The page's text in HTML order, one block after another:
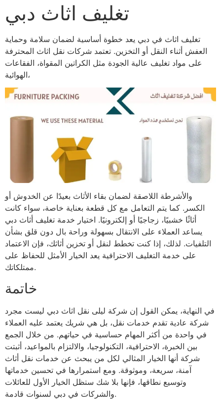
تغليف اثاث دبي
تغليف اثاث في دبي يعد خطوة أساسية لضمان سلامة وحماية
العفش أثناء النقل أو التخزين. تعتمد شركات نقل اثاث المحترفة
على مواد تغليف عالية الجودة مثل الكراتين المقواة، الفقاعات
الهوائية،
والأشرطة اللاصقة لضمان بقاء الأثاث بعيدًا عن الخدوش أو
الكسر. كما يتم التعامل مع كل قطعة بعناية خاصة، سواء كانت
أثاثًا خشبيًا، زجاجيًا أو إلكترونيًا. اختيار خدمة تغليف أثاث دبي
يساعد العملاء على الانتقال بسهولة وراحة بال دون قلق بشأن
التلفيات. لذلك، إذا كنت تخطط لنقل أو تخزين أثاثك، فإن الاعتماد
على خدمة التغليف الاحترافية يعد الخيار الأمثل للحفاظ على
ممتلكاتك.
خاتمة
في النهاية، يمكن القول إن شركة ليلى نقل اثاث دبي ليست مجرد
شركة عادية تقدم خدمات نقل، بل هي شريك يعتمد عليه العملاء
في واحدة من أكثر المهام حساسية في حياتهم. من خلال الجمع
بين الخبرة، الاحترافية، التكنولوجيا، والالتزام بالمواعيد، أثبتت
شركة أنها الخيار المثالي لكل من يبحث عن خدمات نقل أثاث
آمنة، سريعة، وموثوقة. ومع استمرارها في تحسين خدماتها
وتوسيع نطاقها، فإنها بلا شك ستظل الخيار الأول للعائلات
والشركات في دبي لسنوات قادمة.